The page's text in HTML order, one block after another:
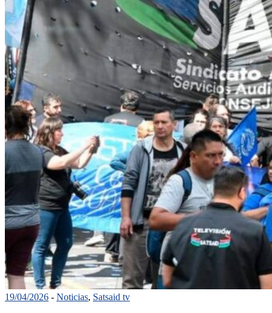
19/04/2026 - Noticias, Satsaid tv